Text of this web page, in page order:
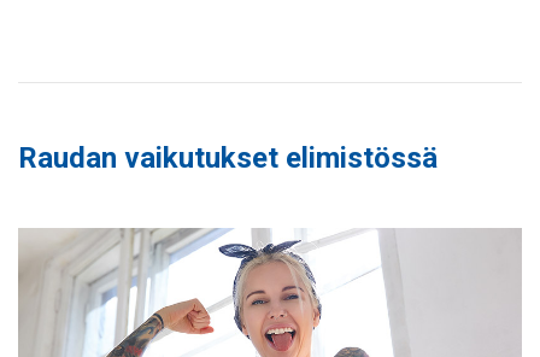
Raudan vaikutukset elimistössä